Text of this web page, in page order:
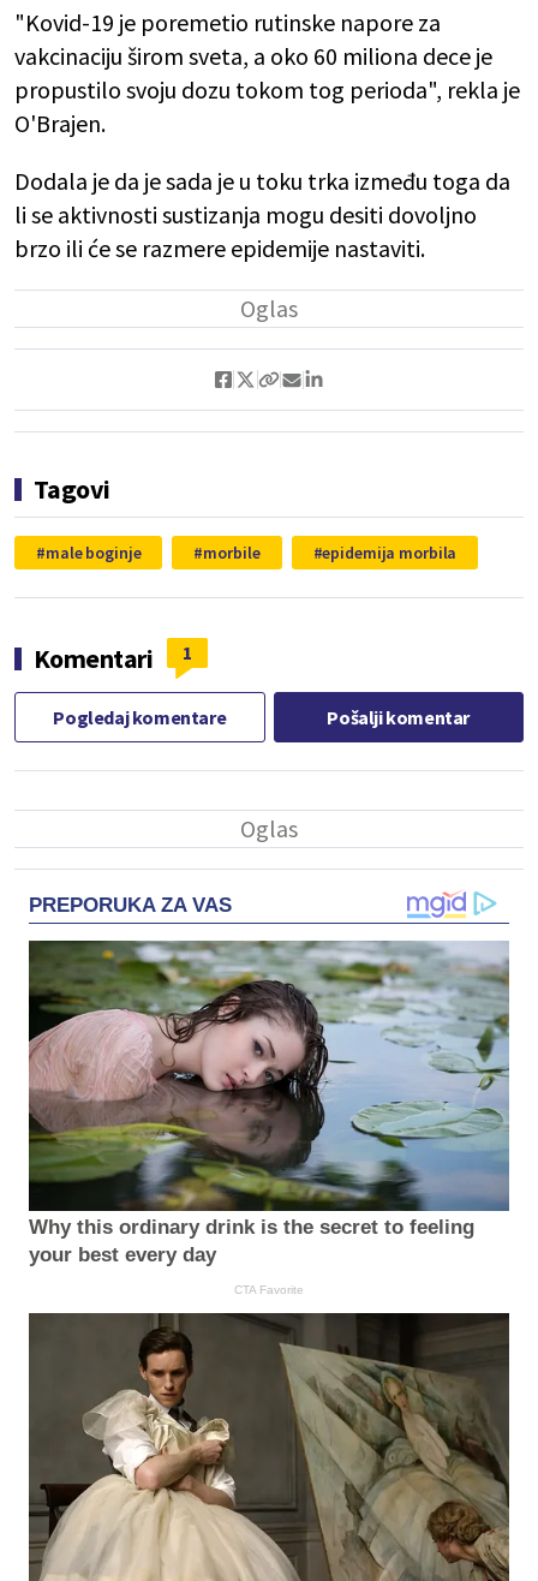
"Kovid-19 je poremetio rutinske napore za
vakcinaciju širom sveta, a oko 60 miliona dece je
propustilo svoju dozu tokom tog perioda", rekla je
O'Brajen.
Dodala je da je sada je u toku trka između toga da
li se aktivnosti sustizanja mogu desiti dovoljno
brzo ili će se razmere epidemije nastaviti.
Tagovi
male boginje morbile epidemija morbila
Komentari 1
Pogledaj komentare Pošalji komentar
PREPORUKA ZA VAS
Why this ordinary drink is the secret to feeling
your best every day
CTA Favorite